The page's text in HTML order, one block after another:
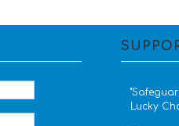
Lucky